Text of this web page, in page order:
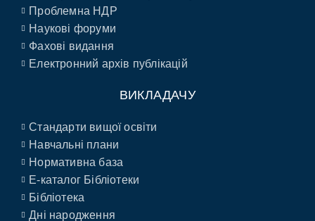
Проблемна НДР
Наукові форуми
Фахові видання
Електронний архів публікацій
ВИКЛАДАЧУ
Стандарти вищої освіти
Навчальні плани
Нормативна база
E-каталог Бібліотеки
Бібліотека
Дні народження